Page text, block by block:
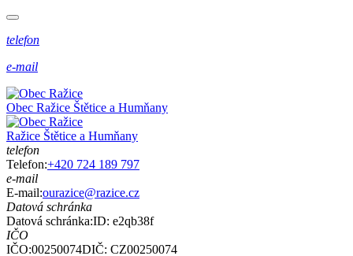
telefon
e-mail
Obec Ražice Štětice a Humňany
Ražice Štětice a Humňany
telefon
Telefon:+420 724 189 797
e-mail
E-mail:ourazice@razice.cz
Datová schránka
Datová schránka:ID: e2qb38f
IČO
IČO:00250074DIČ: CZ00250074